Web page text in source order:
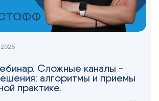
Сложные каналы -
алгоритмы и приемы
практике.